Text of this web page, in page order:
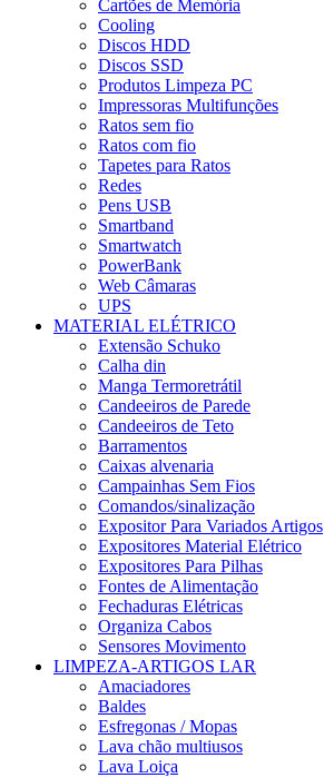
Cartões de Memória
Cooling
Discos HDD
Discos SSD
Produtos Limpeza PC
Impressoras Multifunções
Ratos sem fio
Ratos com fio
Tapetes para Ratos
Redes
Pens USB
Smartband
Smartwatch
PowerBank
Web Câmaras
UPS
MATERIAL ELÉTRICO
Extensão Schuko
Calha din
Manga Termoretrátil
Candeeiros de Parede
Candeeiros de Teto
Barramentos
Caixas alvenaria
Campainhas Sem Fios
Comandos/sinalização
Expositor Para Variados Artigos
Expositores Material Elétrico
Expositores Para Pilhas
Fontes de Alimentação
Fechaduras Elétricas
Organiza Cabos
Sensores Movimento
LIMPEZA-ARTIGOS LAR
Amaciadores
Baldes
Esfregonas / Mopas
Lava chão multiusos
Lava Loiça